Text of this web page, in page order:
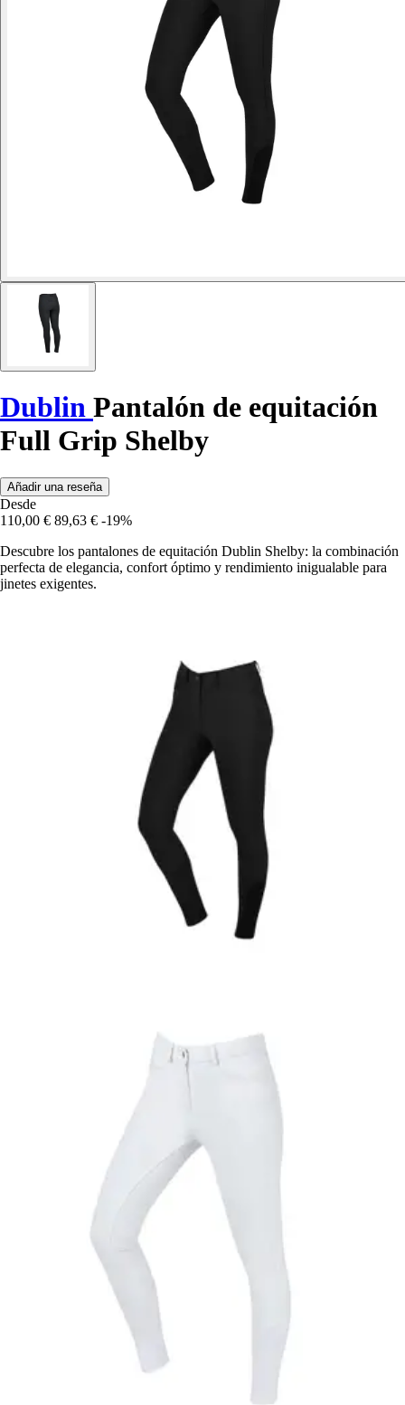
Dublin Pantalón de equitación
Full Grip Shelby
Añadir una reseña
Desde
110,00 € 89,63 € -19%
Descubre los pantalones de equitación Dublin Shelby: la combinación
perfecta de elegancia, confort óptimo y rendimiento inigualable para
jinetes exigentes.